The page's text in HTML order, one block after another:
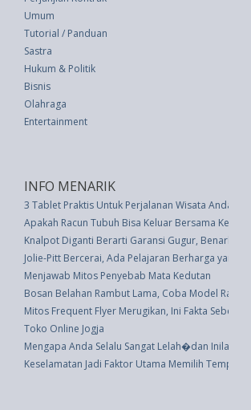
Umum
Tutorial / Panduan
Sastra
Hukum & Politik
Bisnis
Olahraga
Entertainment
INFO MENARIK
3 Tablet Praktis Untuk Perjalanan Wisata Anda
Apakah Racun Tubuh Bisa Keluar Bersama
Knalpot Diganti Berarti Garansi Gugur, Benarkah?
Jolie-Pitt Bercerai, Ada Pelajaran Berharga yang
Menjawab Mitos Penyebab Mata Kedutan
Bosan Belahan Rambut Lama, Coba Model
Mitos Frequent Flyer Merugikan, Ini Fakta
Toko Online Jogja
Mengapa Anda Selalu Sangat Lelah�dan Inilah
Keselamatan Jadi Faktor Utama Memilih Tempat